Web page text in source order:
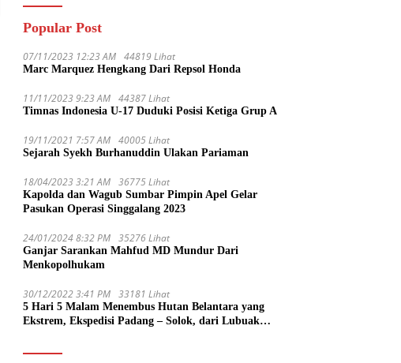
Datar
Popular Post
07/11/2023 12:23 AM 44819 Lihat
Marc Marquez Hengkang Dari Repsol Honda
11/11/2023 9:23 AM 44387 Lihat
Timnas Indonesia U-17 Duduki Posisi Ketiga Grup A
19/11/2021 7:57 AM 40005 Lihat
Sejarah Syekh Burhanuddin Ulakan Pariaman
18/04/2023 3:21 AM 36775 Lihat
Kapolda dan Wagub Sumbar Pimpin Apel Gelar
Pasukan Operasi Singgalang 2023
24/01/2024 8:32 PM 35276 Lihat
Ganjar Sarankan Mahfud MD Mundur Dari
Menkopolhukam
30/12/2022 3:41 PM 33181 Lihat
5 Hari 5 Malam Menembus Hutan Belantara yang
Ekstrem, Ekspedisi Padang – Solok, dari Lubuak